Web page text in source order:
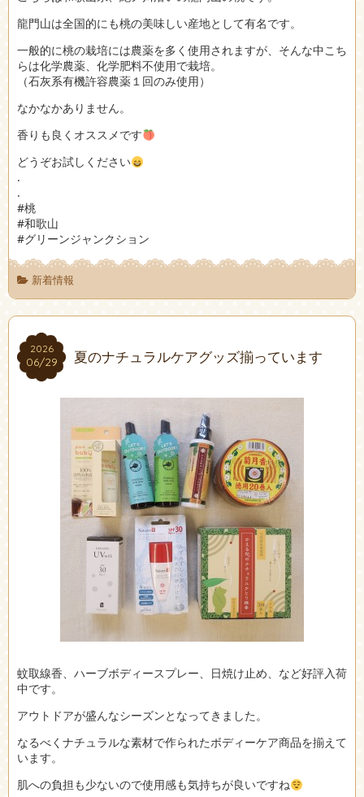
龍門山は全国的にも桃の美味しい産地として有名です。
一般的に桃の栽培には農薬を多く使用されますが、そんな中こち
らは化学農薬、化学肥料不使用で栽培。
（石灰系有機許容農薬１回のみ使用）
なかなかありません。
香りも良くオススメです
どうぞお試しください
.
.
#桃
#和歌山
#グリーンジャンクション
新着情報
2026
06/29
2026
06/29 夏のナチュラルケアグッズ揃っています
蚊取線香、ハーブボディースプレー、日焼け止め、など好評入荷
中です。
アウトドアが盛んなシーズンとなってきました。
なるべくナチュラルな素材で作られたボディーケア商品を揃えて
います。
肌への負担も少ないので使用感も気持ちが良いですね